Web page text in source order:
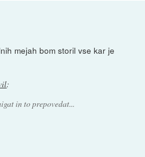
mejah bom storil vse kar je
:
in to prepovedat...